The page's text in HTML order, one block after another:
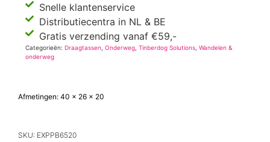
Snelle klantenservice
Distributiecentra in NL & BE
Gratis verzending vanaf €59,-
Categorieën:Draagtassen ,Onderweg ,Tinberdog Solutions ,Wandelen &
onderweg
Afmetingen: 40 x 26 x 20
SKU: EXPPB6520